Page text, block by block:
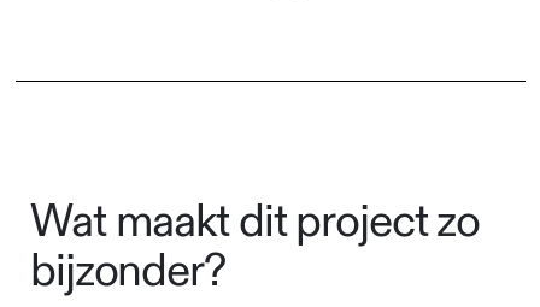
Wat maakt dit project zo
bijzonder?